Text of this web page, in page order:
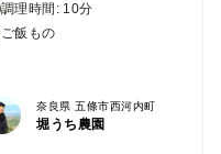
調理時間: 10分
ご飯もの
奈良県 五條市西河内町
堀うち農園